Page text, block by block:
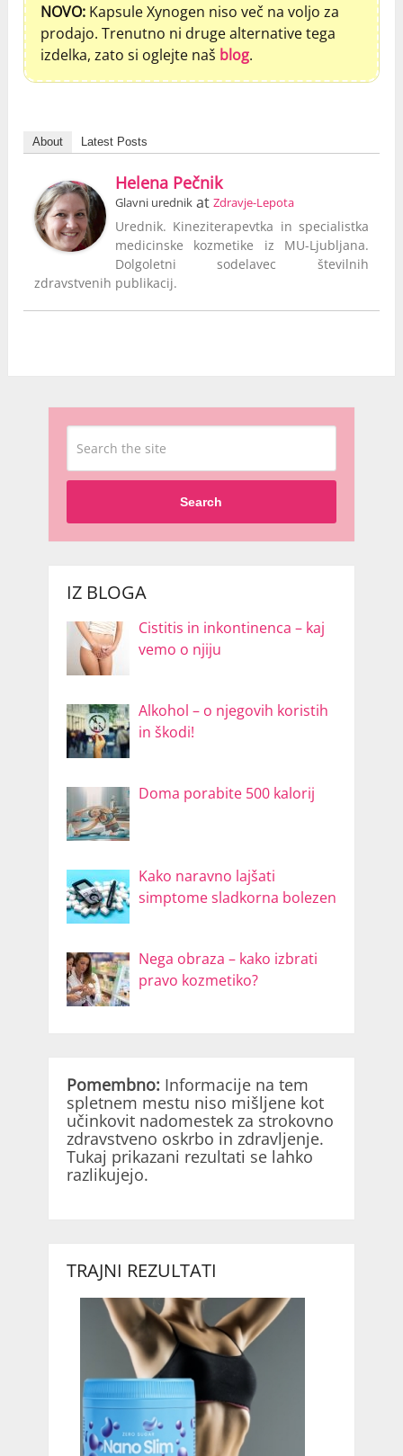
NOVO: Kapsule Xynogen niso več na voljo za
prodajo. Trenutno ni druge alternative tega
izdelka, zato si oglejte naš blog.
About Latest Posts
Helena Pečnik
Glavni urednik atZdravje-Lepota
Urednik. Kineziterapevtka in specialistka
medicinske kozmetike iz MU-Ljubljana.
Dolgoletni sodelavec številnih
zdravstvenih publikacij.
Search
IZ BLOGA
Cistitis in inkontinenca – kaj
vemo o njiju
Alkohol – o njegovih koristih
in škodi!
Doma porabite 500 kalorij
Kako naravno lajšati
simptome sladkorna bolezen
Nega obraza – kako izbrati
pravo kozmetiko?
Pomembno: Informacije na tem
spletnem mestu niso mišljene kot
učinkovit nadomestek za strokovno
zdravstveno oskrbo in zdravljenje.
Tukaj prikazani rezultati se lahko
razlikujejo.
TRAJNI REZULTATI